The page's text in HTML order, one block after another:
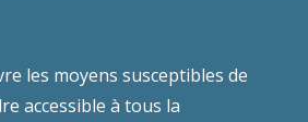
les moyens susceptibles de
accessible à tous la